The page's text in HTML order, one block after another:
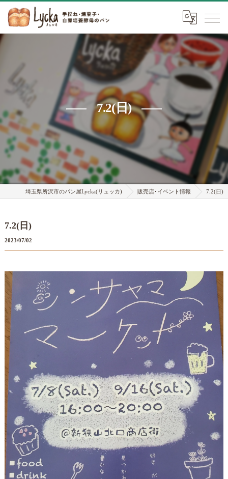
7.2(日)
埼玉県所沢市のパン屋Lycka(リュッカ) 販売店･イベント情報 7.2(日)
7.2(日)
2023/07/02